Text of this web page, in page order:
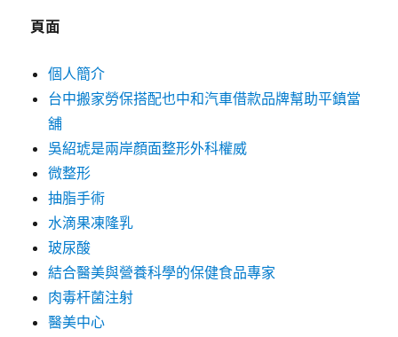
頁面
個人簡介
台中搬家勞保搭配也中和汽車借款品牌幫助平鎮當
舖
吳紹琥是兩岸顏面整形外科權威
微整形
抽脂手術
水滴果凍隆乳
玻尿酸
結合醫美與營養科學的保健食品專家
肉毒杆菌注射
醫美中心